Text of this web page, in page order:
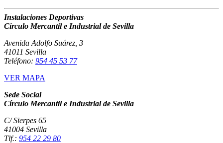
Instalaciones Deportivas
Círculo Mercantil e Industrial de Sevilla
Avenida Adolfo Suárez, 3
41011 Sevilla
Teléfono: 954 45 53 77
VER MAPA
Sede Social
Círculo Mercantil e Industrial de Sevilla
C/ Sierpes 65
41004 Sevilla
Tlf.: 954 22 29 80